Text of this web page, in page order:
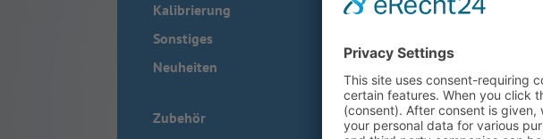
Kalibrierung
Sonstiges
Neuheiten
Zubehör
Technische Daten
Passend für
Zurück zum Produkt